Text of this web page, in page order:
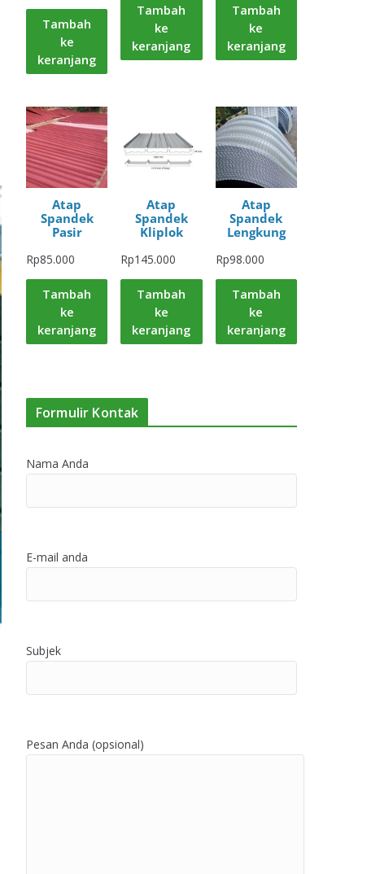
Tambah
ke
keranjang
Tambah
ke
keranjang
Tambah
ke
keranjang
Atap
Spandek
Pasir
Rp85.000
Tambah
ke
keranjang
Atap
Spandek
Kliplok
Rp145.000
Tambah
ke
keranjang
Atap
Spandek
Lengkung
Rp98.000
Tambah
ke
keranjang
Formulir Kontak
Nama Anda
E-mail anda
Subjek
Pesan Anda (opsional)